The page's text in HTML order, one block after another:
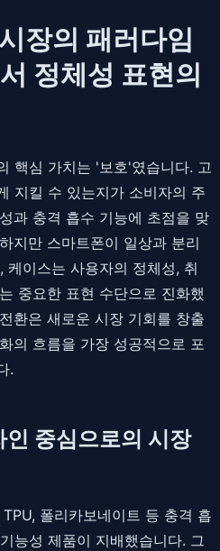
장의 패러다임
정체성 표현의
핵심 가치는 '보호'였습니다. 고
지킬 수 있는지가 소비자의 주
과 충격 흡수 기능에 초점을 맞
지만 스마트폰이 일상과 분리
이스는 사용자의 정체성, 취
중요한 표현 수단으로 진화했
환은 새로운 시장 기회를 창출
의 흐름을 가장 성공적으로 포
.
중심으로의 시장
폴리카보네이트 등 충격 흡
능성 제품이 지배했습니다. 그